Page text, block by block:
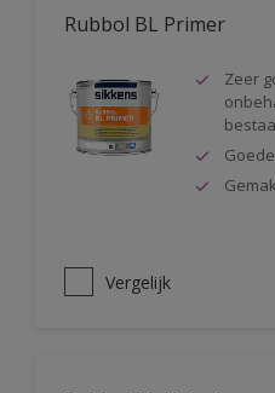
Rubbol BL Primer
Zeer
Vergelijk